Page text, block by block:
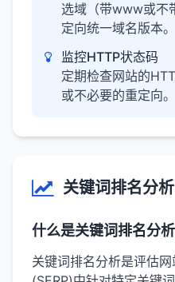
选域（带www或不
定向统一域名版本。
监控HTTP状态码
定期检查网站的
或不必要的重定向。
关键词排名分析
什么是关键词排名分析
关键词排名分析是评估